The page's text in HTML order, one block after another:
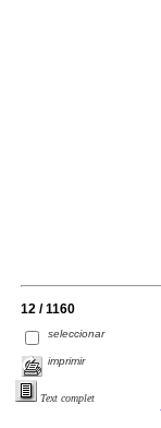
12 / 1160
seleccionar
imprimir
Text complet